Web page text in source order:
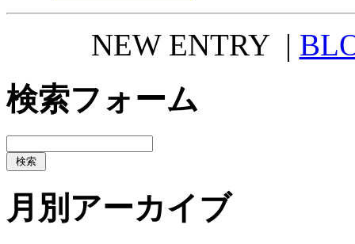
NEW ENTRY |
検索フォーム
月別アーカイブ